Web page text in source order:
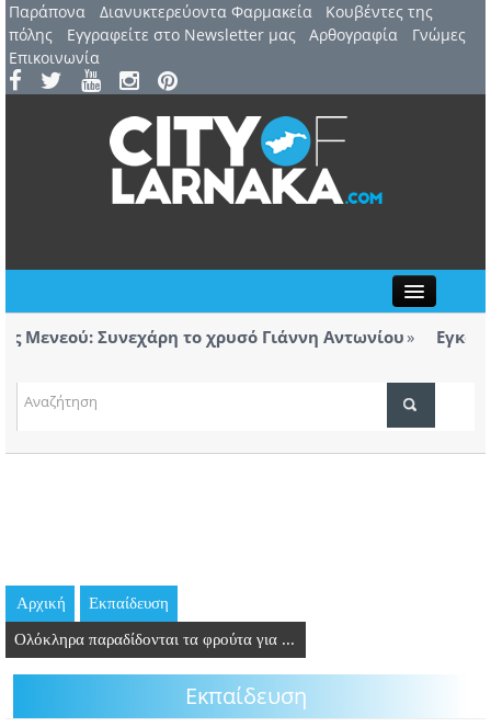
Παράπονα Διανυκτερεύοντα Φαρμακεία
Kουβέντες της
πόλης
Εγγραφείτε στο Newsletter μας Αρθογραφία
Γνώμες
Επικοινωνία
ΤΟΠΙΚΑ ΝΕΑ
ΘΕΣΕΙΣ ΕΡΓΑΣΙΑΣ
PODCAST
Συνεχάρη το χρυσό Γιάννη Αντωνίου
τσιγάρα βρέθηκαν σε ταξί με προορισμό
Αρχική Εκπαίδευση
Ολόκληρα παραδίδονται τα φρούτα για ...
Εκπαίδευση